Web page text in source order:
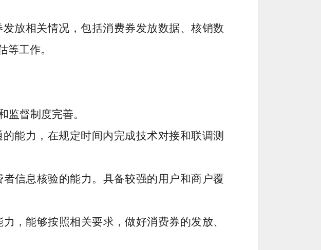
放相关情况，包括消费券发放数据、核销数
工作。
监督制度完善。
能力，在规定时间内完成技术对接和联调测
信息核验的能力。具备较强的用户和商户覆
，能够按照相关要求，做好消费券的发放、